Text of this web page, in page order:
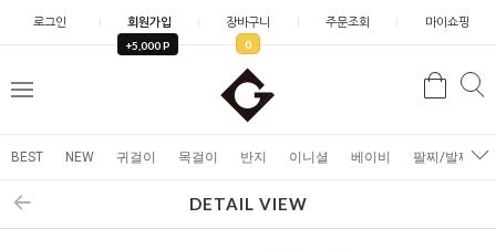
로그인 회원가입
+5,000 P
장바구니
0
주문조회 마이쇼핑
메
검
BEST NEW 귀걸이 목걸이 반지 이니셜 베이비 팔찌/발찌
DETAIL VIEW